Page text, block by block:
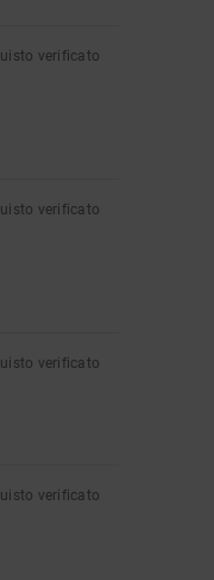
verificato
verificato
verificato
verificato